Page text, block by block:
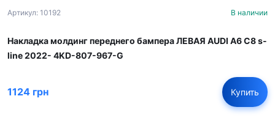
Артикул: 10192 В наличии
Накладка молдинг переднего бампера ЛЕВАЯ AUDI A6 C8 s-
line 2022- 4KD-807-967-G
1124 грн Купить